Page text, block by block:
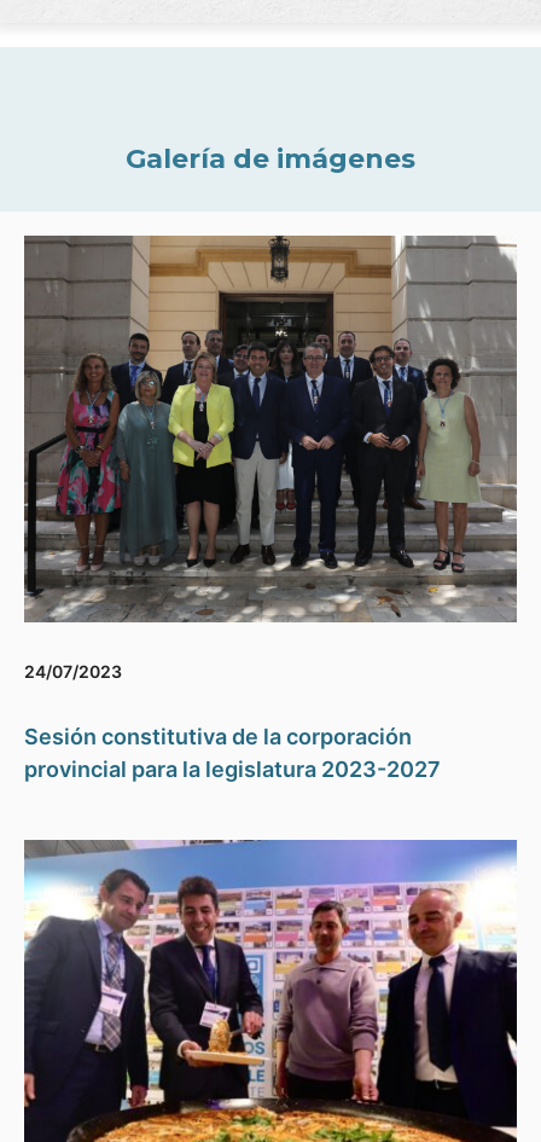
Galería de imágenes
24/07/2023
Sesión constitutiva de la corporación
provincial para la legislatura 2023-2027